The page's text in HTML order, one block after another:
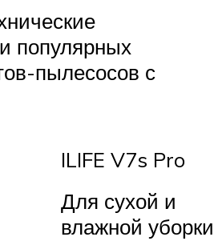
популярных
пылесосов с
ILIFE V7s Pro
Для сухой и
влажной уборки